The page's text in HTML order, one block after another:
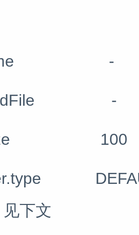
- 目
- 包
100 一
下文